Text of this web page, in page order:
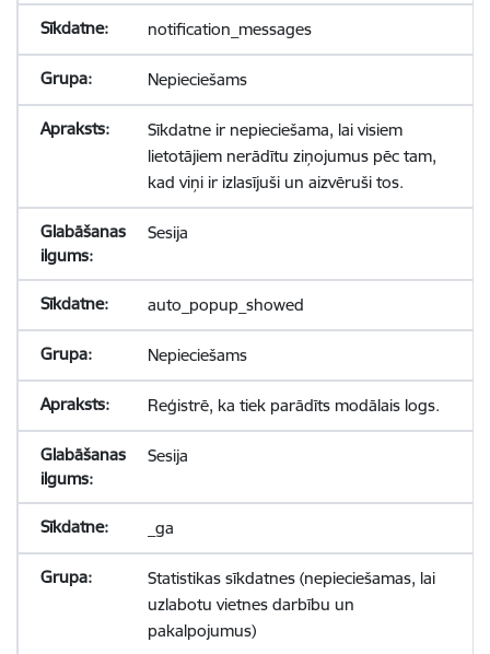
notification_messages
Nepieciešams
Sīkdatne ir nepieciešama, lai visiem
lietotājiem nerādītu ziņojumus pēc tam,
kad viņi ir izlasījuši un aizvēruši tos.
Sesija
auto_popup_showed
Nepieciešams
Reģistrē, ka tiek parādīts modālais logs.
Sesija
_ga
Statistikas sīkdatnes (nepieciešamas, lai
uzlabotu vietnes darbību un
pakalpojumus)